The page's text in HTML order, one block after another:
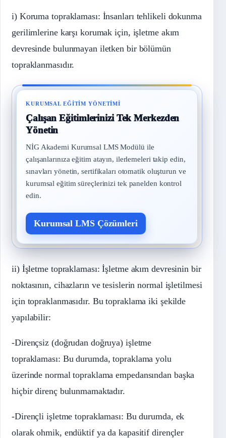
i) Koruma topraklaması: İnsanları tehlikeli dokunma
gerilimlerine karşı korumak için, işletme akım
devresinde bulunmayan iletken bir bölümün
topraklanmasıdır.
KURUMSAL EĞITIM YÖNETIMI
Çalışan Eğitimlerinizi Tek Merkezden
Yönetin
NİG Akademi Kurumsal LMS Modülü ile
çalışanlarınıza eğitim atayın, ilerlemeleri takip edin,
sınavları yönetin, sertifikaları otomatik oluşturun ve
kurumsal eğitim süreçlerinizi tek panelden kontrol
edin.
Kurumsal LMS Çözümleri
ii) İşletme topraklaması: İşletme akım devresinin bir
noktasının, cihazların ve tesislerin normal işletilmesi
için topraklanmasıdır. Bu topraklama iki şekilde
yapılabilir:
-Dirençsiz (doğrudan doğruya) işletme
topraklaması: Bu durumda, topraklama yolu
üzerinde normal topraklama empedansından başka
hiçbir direnç bulunmamaktadır.
-Dirençli işletme topraklaması: Bu durumda, ek
olarak ohmik, endüktif ya da kapasitif dirençler